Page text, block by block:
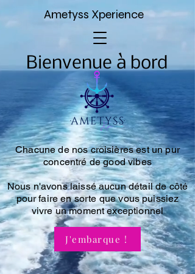
Ametyss Xperience
Bienvenue à bord
Chacune de nos croisières est un pur
concentré de good vibes
Nous n'avons laissé aucun détail de côté
pour faire en sorte que vous puissiez
vivre un moment exceptionnel
J'embarque !